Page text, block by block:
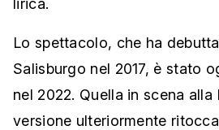
lirica.
Lo spettacolo, che ha
Salisburgo nel 2017, è stato
nel 2022. Quella in scena alla
versione ulteriormente